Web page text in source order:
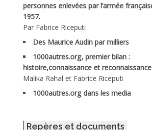
ABDESMED Mohamed ben Kaddour
ABDESSELAMI Kouider
ABDESSLEM Ahmed dit le Coiffeur
ABDOUDOU
ABID Mohamed
personnes enlevées par l’armée
1957.
Par Fabrice Riceputi
Des Maurice Audin par milliers
1000autres.org, premier bilan :
histoire,connaissance et
Malika Rahal et Fabrice Riceputi
1000autres.org dans les media
Repères et documents